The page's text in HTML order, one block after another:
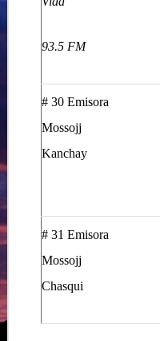
93.5 FM
# 30 Emisora
Mossojj
Kanchay
# 31 Emisora
Mossojj
Chasqui